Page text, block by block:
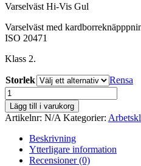
Varselväst Hi-Vis Gul
Varselväst med
ISO 20471
Klass 2.
Storlek
Rensa
Varselväst
Hi-
Vis
Gul
mängd
Lägg till i varukorg
Artikelnr: N/A Kategorier:
Beskrivning
Ytterligare information
Recensioner (0)